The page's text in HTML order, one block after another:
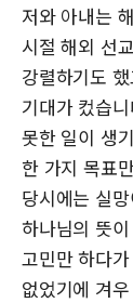
저와 아내는
시절 해외 선
강렬하기도
기대가 컸습
못한 일이 생
한 가지 목표
당시에는 실
하나님의 뜻
고민만 하다
없었기에 겨